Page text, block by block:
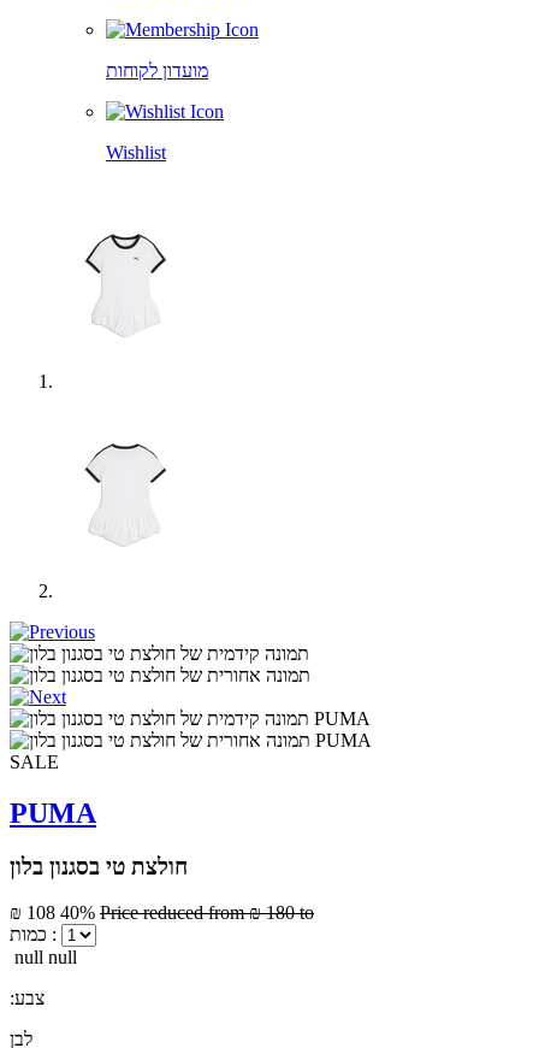
מועדון לקוחות
Wishlist
SALE
PUMA
חולצת טי בסגנון בלון
₪ 108 40% Price reduced from₪ 180 to
כמות :
null null
:צבע
לבן